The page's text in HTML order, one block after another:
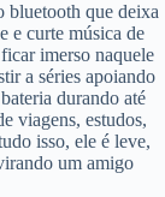
bluetooth que deixa
e curte música de
imerso naquele
a séries apoiando
durando até
viagens, estudos,
isso, ele é leve,
um amigo